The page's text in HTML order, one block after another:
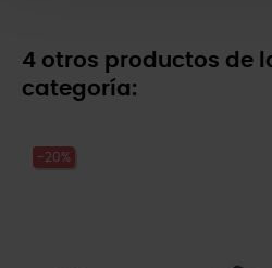
4 otros productos de
categoría:
-20%